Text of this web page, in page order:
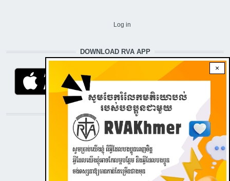
×
Log in
DOWNLOAD RVA APP
STAY CONNECTED WITH US!